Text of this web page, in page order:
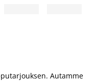
Autamme